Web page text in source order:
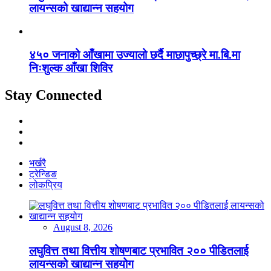
लायन्सको खाद्यान्न सहयोग
४५० जनाको आँखामा उज्यालो छर्दै माछापुच्छ्रे मा.बि.मा
निःशुल्क आँखा शिविर
Stay Connected
भर्खरै
ट्रेन्डिङ
लोकप्रिय
August 8, 2026
लघुवित्त तथा वित्तीय शोषणबाट प्रभावित २०० पीडितलाई
लायन्सको खाद्यान्न सहयोग